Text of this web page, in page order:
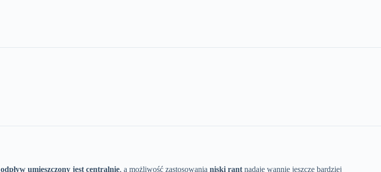
odpływ umieszczony jest centralnie, a możliwość zastosowania niski rant nadaje wannie jeszcze bardziej